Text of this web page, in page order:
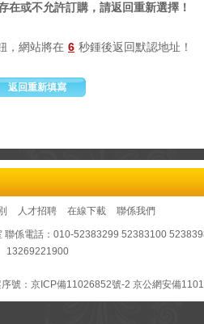
在或不允許訂購，請返回重新選擇！
，網站將在 6 秒鍾後返回默認地址！
人才招聘 在線下載 聯係我們
係電話：010-52383299 52383100
13269221900
號： 京ICP備11026852號-2 京公網安備